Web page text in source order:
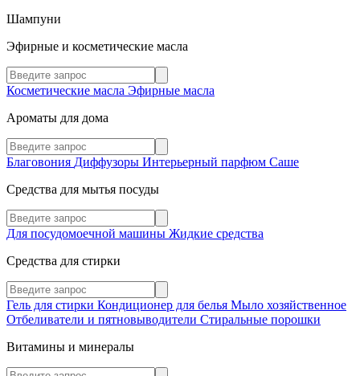
Шампуни
Эфирные и косметические масла
Косметические масла Эфирные масла
Ароматы для дома
Благовония Диффузоры Интерьерный парфюм Саше
Средства для мытья посуды
Для посудомоечной машины Жидкие средства
Средства для стирки
Гель для стирки Кондиционер для белья Мыло хозяйственное
Отбеливатели и пятновыводители Стиральные порошки
Витамины и минералы